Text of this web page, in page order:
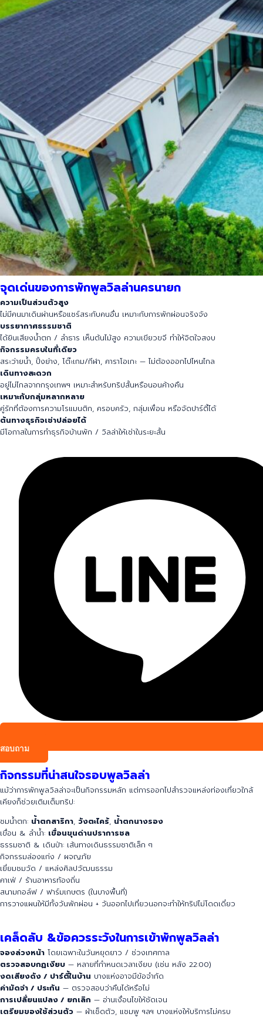
จุดเด่นของการพักพูลวิลล่านครนายก
ความเป็นส่วนตัวสูง
ไม่มีคนมาเดินผ่านหรือแชร์สระกับคนอื่น เหมาะกับการพักผ่อนจริงจัง
บรรยากาศธรรมชาติ
ได้ยินเสียงน้ำตก / ลำธาร เห็นต้นไม้สูง ความเขียวขจี ทำให้จิตใจสงบ
กิจกรรมครบในที่เดียว
สระว่ายน้ำ, ปิ้งย่าง, โต๊ะเกม/กีฬา, คาราโอเกะ — ไม่ต้องออกไปไหนไกล
เดินทางสะดวก
อยู่ไม่ไกลจากกรุงเทพฯ เหมาะสำหรับทริปสั้นหรือนอนค้างคืน
เหมาะกับกลุ่มหลากหลาย
คู่รักที่ต้องการความโรแมนติก, ครอบครัว, กลุ่มเพื่อน หรือจัดปาร์ตี้ได้
ต้นทางธุรกิจเช่าปล่อยได้
มีโอกาสในการทำธุรกิจบ้านพัก / วิลล่าให้เช่าในระยะสั้น
สอบถาม
กิจกรรมที่น่าสนใจรอบพูลวิลล่า
แม้ว่าการพักพูลวิลล่าจะเป็นกิจกรรมหลัก แต่การออกไปสำรวจแหล่งท่องเที่ยวใกล้
เคียงก็ช่วยเติมเต็มทริป:
ชมน้ำตก: น้ำตกสาริกา, วังตะไคร้, น้ำตกนางรอง
เขื่อน & ลำน้ำ: เขื่อนขุนด่านปราการชล
ธรรมชาติ & เดินป่า: เส้นทางเดินธรรมชาติเล็ก ๆ
กิจกรรมล่องแก่ง / ผจญภัย
เยี่ยมชมวัด / แหล่งศิลปวัฒนธรรม
คาเฟ่ / ร้านอาหารท้องถิ่น
สนามกอล์ฟ / ฟาร์มเกษตร (ในบางพื้นที่)
การวางแผนให้มีทั้งวันพักผ่อน + วันออกไปเที่ยวนอกจะทำให้ทริปไม่โดดเดี่ยว
เคล็ดลับ &ข้อควรระวังในการเข้าพักพูลวิลล่า
จองล่วงหน้า โดยเฉพาะในวันหยุดยาว / ช่วงเทศกาล
ตรวจสอบกฏเงียบ — หลายที่กำหนดเวลาเงียบ (เช่น หลัง 22:00)
งดเสียงดัง / ปาร์ตี้ในบ้าน บางแห่งอาจมีข้อจำกัด
ค่ามัดจำ / ประกัน — ตรวจสอบว่าคืนได้หรือไม่
การเปลี่ยนแปลง / ยกเลิก — อ่านเงื่อนไขให้ชัดเจน
เตรียมของใช้ส่วนตัว — ผ้าเช็ดตัว, แชมพู ฯลฯ บางแห่งให้บริการไม่ครบ